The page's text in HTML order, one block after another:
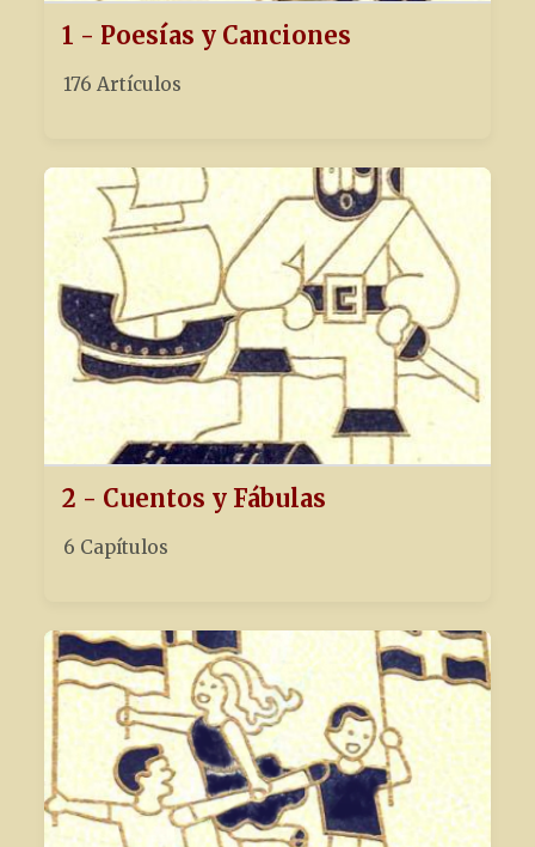
1 - Poesías y Canciones
176 Artículos
2 - Cuentos y Fábulas
6 Capítulos